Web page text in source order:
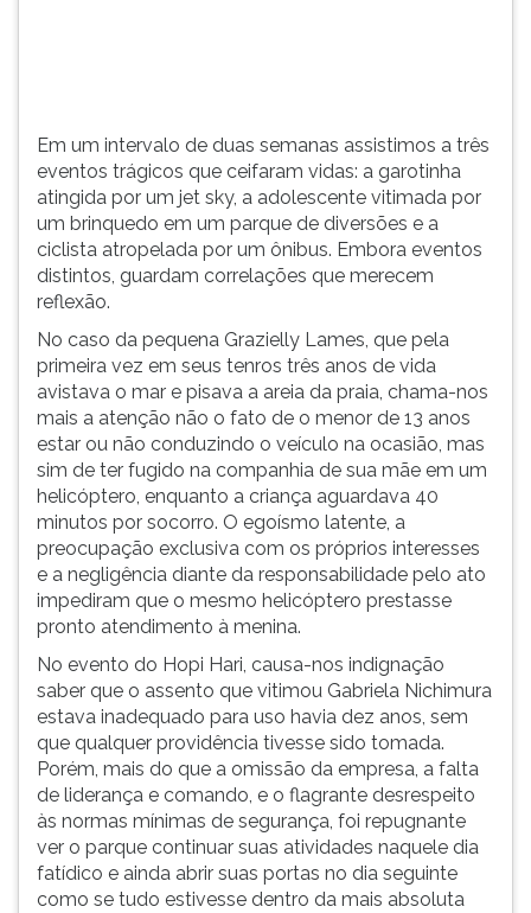
pausar
leitura
pressione
(primeira
tecla
esquerda
continuar
pressione
(primeira
tecla
direita
Para
menu
principal
pressione
tecla
Em um intervalo de duas semanas assistimos a três
eventos trágicos que ceifaram vidas: a garotinha
atingida por um jet sky, a adolescente vitimada por
um brinquedo em um parque de diversões e a
ciclista atropelada por um ônibus. Embora eventos
distintos, guardam correlações que merecem
reflexão.
No caso da pequena Grazielly Lames, que pela
primeira vez em seus tenros três anos de vida
avistava o mar e pisava a areia da praia, chama-nos
mais a atenção não o fato de o menor de 13 anos
estar ou não conduzindo o veículo na ocasião, mas
sim de ter fugido na companhia de sua mãe em um
helicóptero, enquanto a criança aguardava 40
minutos por socorro. O egoísmo latente, a
preocupação exclusiva com os próprios interesses
e a negligência diante da responsabilidade pelo ato
impediram que o mesmo helicóptero prestasse
pronto atendimento à menina.
No evento do Hopi Hari, causa-nos indignação
saber que o assento que vitimou Gabriela Nichimura
estava inadequado para uso havia dez anos, sem
que qualquer providência tivesse sido tomada.
Porém, mais do que a omissão da empresa, a falta
de liderança e comando, e o flagrante desrespeito
às normas mínimas de segurança, foi repugnante
ver o parque continuar suas atividades naquele dia
fatídico e ainda abrir suas portas no dia seguinte
como se tudo estivesse dentro da mais absoluta